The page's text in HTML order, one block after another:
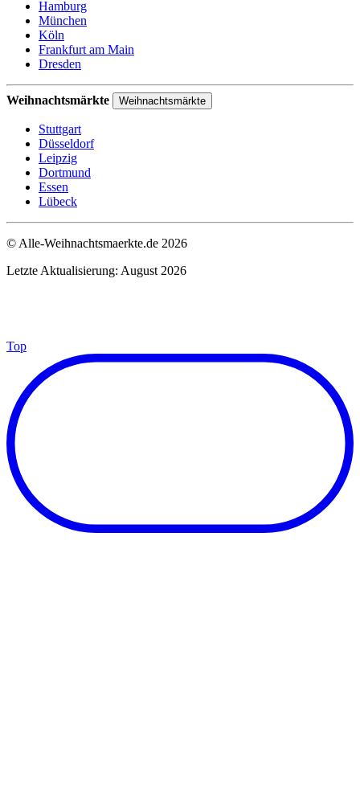
Hamburg
München
Köln
Frankfurt am Main
Dresden
Weihnachtsmärkte Weihnachtsmärkte
Stuttgart
Düsseldorf
Leipzig
Dortmund
Essen
Lübeck
© Alle-Weihnachtsmaerkte.de 2026
Letzte Aktualisierung: August 2026
Top